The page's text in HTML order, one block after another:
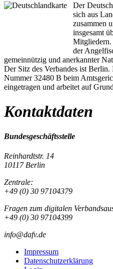
Der
sich aus
zusammen
insgesamt
der
gemeinnützig und anerkannter
Der Sitz des Verbandes ist
Nummer 32480 B beim
eingetragen und arbeitet auf
Kontaktdaten
Bundesgeschäftsstelle
Reinhardtstr. 14
10117 Berlin
Zentrale:
+49 (0) 30 97104379
Fragen zum digitalen
+49 (0) 30 97104399
info@dafv.de
Impressum
Datenschutzerklärung